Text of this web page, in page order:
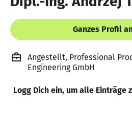
Ganzes Profil
Angestellt, Professional
Engineering GmbH
Logg Dich ein, um alle Einträge